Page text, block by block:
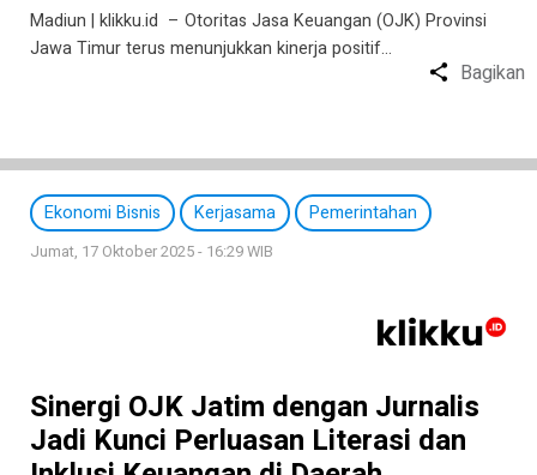
Madiun | klikku.id – Otoritas Jasa Keuangan (OJK) Provinsi
Jawa Timur terus menunjukkan kinerja positif…
Bagikan
Ekonomi Bisnis Kerjasama Pemerintahan
Jumat, 17 Oktober 2025 - 16:29 WIB
Sinergi OJK Jatim dengan Jurnalis
Jadi Kunci Perluasan Literasi dan